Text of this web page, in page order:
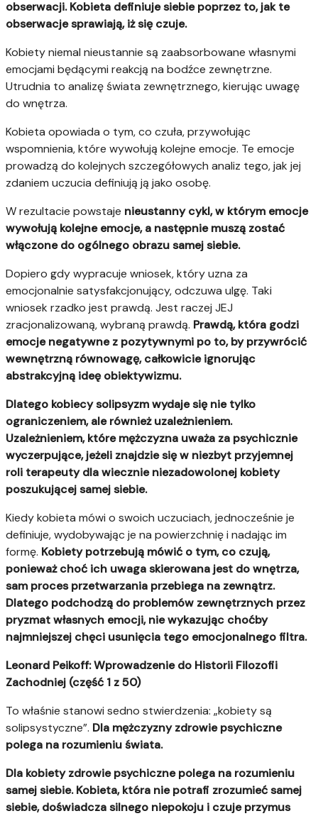
obserwacji. Kobieta definiuje siebie poprzez to, jak te
obserwacje sprawiają, iż się czuje.
Kobiety niemal nieustannie są zaabsorbowane własnymi
emocjami będącymi reakcją na bodźce zewnętrzne.
Utrudnia to analizę świata zewnętrznego, kierując uwagę
do wnętrza.
Kobieta opowiada o tym, co czuła, przywołując
wspomnienia, które wywołują kolejne emocje. Te emocje
prowadzą do kolejnych szczegółowych analiz tego, jak jej
zdaniem uczucia definiują ją jako osobę.
W rezultacie powstaje nieustanny cykl, w którym emocje
wywołują kolejne emocje, a następnie muszą zostać
włączone do ogólnego obrazu samej siebie.
Dopiero gdy wypracuje wniosek, który uzna za
emocjonalnie satysfakcjonujący, odczuwa ulgę. Taki
wniosek rzadko jest prawdą. Jest raczej JEJ
zracjonalizowaną, wybraną prawdą. Prawdą, która godzi
emocje negatywne z pozytywnymi po to, by przywrócić
wewnętrzną równowagę, całkowicie ignorując
abstrakcyjną ideę obiektywizmu.
Dlatego kobiecy solipsyzm wydaje się nie tylko
ograniczeniem, ale również uzależnieniem.
Uzależnieniem, które mężczyzna uważa za psychicznie
wyczerpujące, jeżeli znajdzie się w niezbyt przyjemnej
roli terapeuty dla wiecznie niezadowolonej kobiety
poszukującej samej siebie.
Kiedy kobieta mówi o swoich uczuciach, jednocześnie je
definiuje, wydobywając je na powierzchnię i nadając im
formę. Kobiety potrzebują mówić o tym, co czują,
ponieważ choć ich uwaga skierowana jest do wnętrza,
sam proces przetwarzania przebiega na zewnątrz.
Dlatego podchodzą do problemów zewnętrznych przez
pryzmat własnych emocji, nie wykazując choćby
najmniejszej chęci usunięcia tego emocjonalnego filtra.
Leonard Peikoff: Wprowadzenie do Historii Filozofii
Zachodniej (część 1 z 50)
To właśnie stanowi sedno stwierdzenia: „kobiety są
solipsystyczne”. Dla mężczyzny zdrowie psychiczne
polega na rozumieniu świata.
Dla kobiety zdrowie psychiczne polega na rozumieniu
samej siebie. Kobieta, która nie potrafi zrozumieć samej
siebie, doświadcza silnego niepokoju i czuje przymus